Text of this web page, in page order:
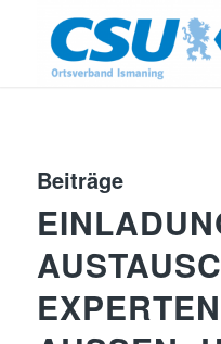
Beiträge